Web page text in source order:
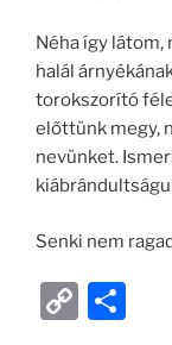
Néha így látom,
halál
torokszorító
előttünk megy,
nevünket.
Senki nem
C